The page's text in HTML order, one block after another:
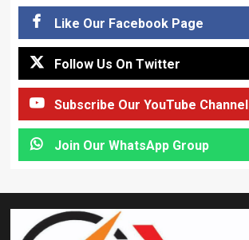
Like Our Facebook Page
Follow Us On Twitter
Subscribe Our YouTube Channel
Join Our WhatsApp Group